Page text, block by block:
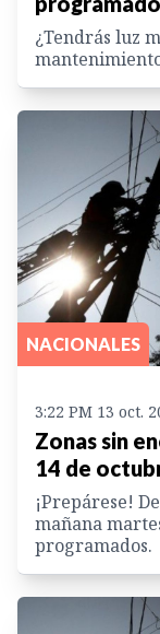
¿Tendrás luz
NACIONALES
3:22 PM 13 oct.
Zonas sin
14 de
¡Prepárese!
mañana
programados.